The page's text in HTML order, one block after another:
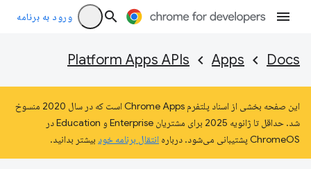
ورود به برنامه
Docs
Apps
Platform Apps APIs
این صفحه بخشی از اسناد پلتفرم Chrome Apps است که در سال 2020 منسوخ
شد. حداقل تا ژانویه 2025 برای مشتریان Enterprise و Education در
ChromeOS پشتیبانی می‌شود. درباره
انتقال برنامه خود بیشتر بدانید.